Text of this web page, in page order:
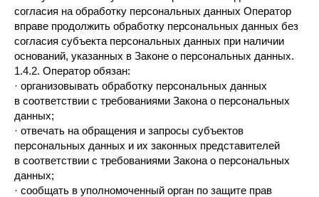
согласия на обработку персональных данных Оператор
вправе продолжить обработку персональных данных без
согласия субъекта персональных данных при наличии
оснований, указанных в Законе о персональных данных.
1.4.2. Оператор обязан:
· организовывать обработку персональных данных
в соответствии с требованиями Закона о персональных
данных;
· отвечать на обращения и запросы субъектов
персональных данных и их законных представителей
в соответствии с требованиями Закона о персональных
данных;
· сообщать в уполномоченный орган по защите прав